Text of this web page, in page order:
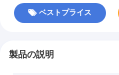
ベストプライス
製品の説明